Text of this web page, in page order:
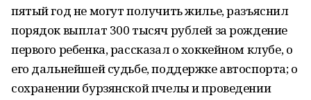
пятый год не могут получить жилье, разъяснил
порядок выплат 300 тысяч рублей за рождение
первого ребенка, рассказал о хоккейном клубе, о
его дальнейшей судьбе, поддержке автоспорта; о
сохранении бурзянской пчелы и проведении